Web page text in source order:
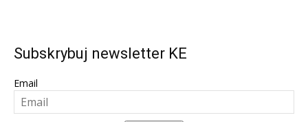
Subskrybuj newsletter KE
Email